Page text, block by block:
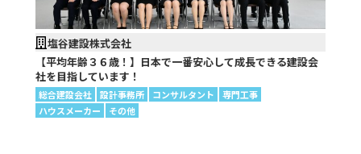
塩谷建設株式会社
【平均年齢３６歳！】日本で一番安心して成長できる建設会
社を目指しています！
総合建設会社 設計事務所 コンサルタント
専門工事
ハウスメーカー
その他